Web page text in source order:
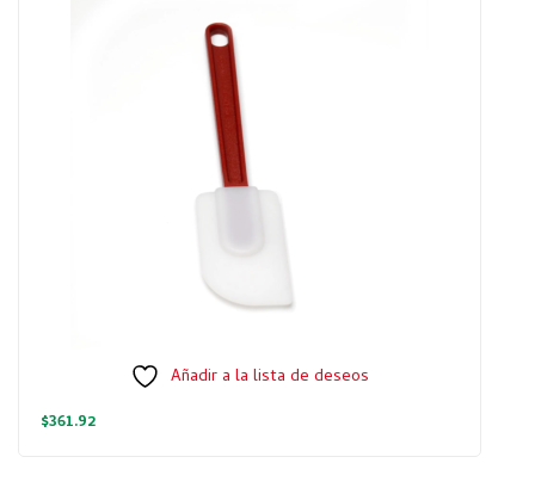
Añadir a la lista de deseos
$361.92